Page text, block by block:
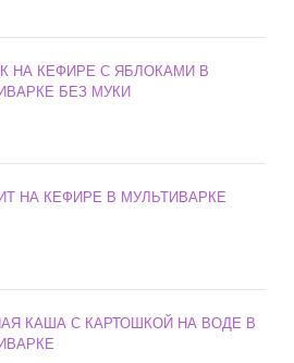
НА КЕФИРЕ С ЯБЛОКАМИ В
БЕЗ МУКИ
НА КЕФИРЕ В МУЛЬТИВАРКЕ
КАША С КАРТОШКОЙ НА ВОДЕ В